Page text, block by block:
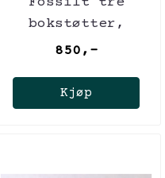
bokstøtter,
Indonesia
850,-
Kjøp